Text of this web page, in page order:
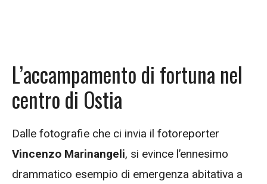
L’accampamento di fortuna nel
centro di Ostia
Dalle fotografie che ci invia il fotoreporter
Vincenzo Marinangeli, si evince l’ennesimo
drammatico esempio di emergenza abitativa a